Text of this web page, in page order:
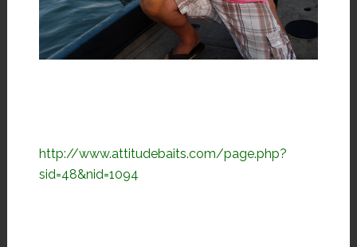
http://www.attitudebaits.com/page.php?
sid=48&nid=1094